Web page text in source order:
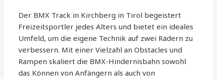
Der BMX Track in Kirchberg in Tirol begeistert
Freizeitsportler jedes Alters und bietet ein ideales
Umfeld, um die eigene Technik auf zwei Rädern zu
verbessern. Mit einer Vielzahl an Obstacles und
Rampen skaliert die BMX-Hindernisbahn sowohl
das Können von Anfängern als auch von